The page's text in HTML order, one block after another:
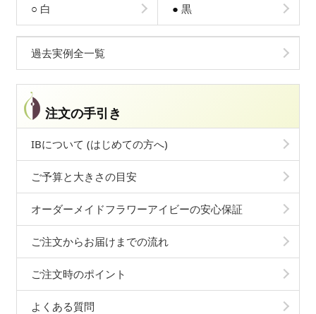
○ 白 ● 黒
過去実例全一覧
注文の手引き
IBについて (はじめての方へ)
ご予算と大きさの目安
オーダーメイドフラワーアイビーの安心保証
ご注文からお届けまでの流れ
ご注文時のポイント
よくある質問